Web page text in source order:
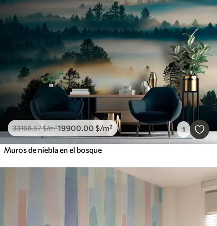
33166.67$/m²19900.00 $/m² 1
Muros de niebla en el bosque